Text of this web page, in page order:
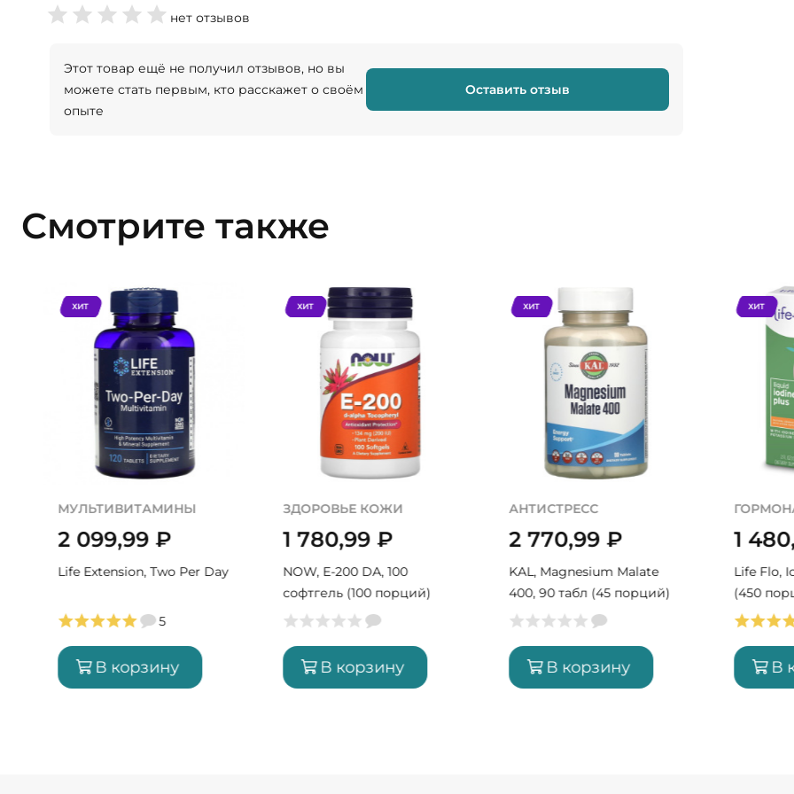
нет отзывов
Этот товар ещё не получил отзывов, но вы
можете стать первым, кто расскажет о своём
опыте
Оставить отзыв
Смотрите также
ХИТ
МУЛЬТИВИТАМИНЫ
2 099,99₽
Life Extension, Two Per Day
5
В корзину
ХИТ
ЗДОРОВЬЕ КОЖИ
1 780,99₽
NOW, E-200 DA, 100
софтгель (100 порций)
В корзину
ХИТ
АНТИСТРЕСС
2 770,99 ₽
KAL, Magnesium Malate
400, 90 табл (45 порций)
В корзину
ХИТ
1
Life Flo,
(450
В